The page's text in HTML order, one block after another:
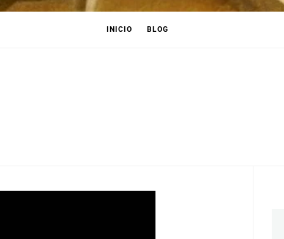
INICIO BLOG